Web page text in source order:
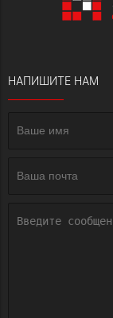
НАПИШИТЕ НАМ